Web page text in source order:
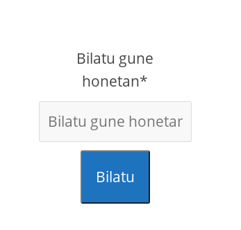
Bilatu gune
honetan*
Bilatu